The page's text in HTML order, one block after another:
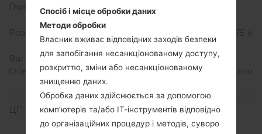
Глибина
8.8 міліметрів (0.35
дюйма)
Розміри (ширина/висота)
146 x 74.8 міліметрів (5.75 x
2.94 дюйма)
Вага
142 грам (5.01 унції)
Операційна система
Android 5.1.x Lollipop Mirror
Апаратне забезпечення
ЦП (процесор)
1.2 GHz Cortex-A53
Qualcomm MSM8916
Спосіб і місце обробки даних
Методи обробки
Власник вживає відповідних заходів безпеки
для запобігання несанкціонованому доступу,
розкриттю, зміни або несанкціонованому
знищенню даних.
Обробка даних здійснюється за допомогою
комп’ютерів та/або ІТ-інструментів відповідно
до організаційних процедур і методів, суворо